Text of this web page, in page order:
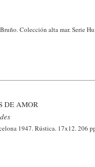
Colección alta mar. Serie
DE AMOR
1947. Rústica. 17x12. 206